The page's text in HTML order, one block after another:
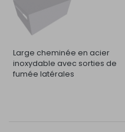
Large cheminée en acier
inoxydable avec sorties de
fumée latérales